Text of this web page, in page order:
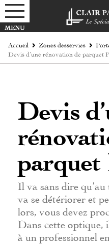
Accueil Zones desservies
Devis d’une rénovation de parquet
Devis
Il va sans dire
va se détériorer et
lors, vous devez
Dans cette optique,
à un professionnel